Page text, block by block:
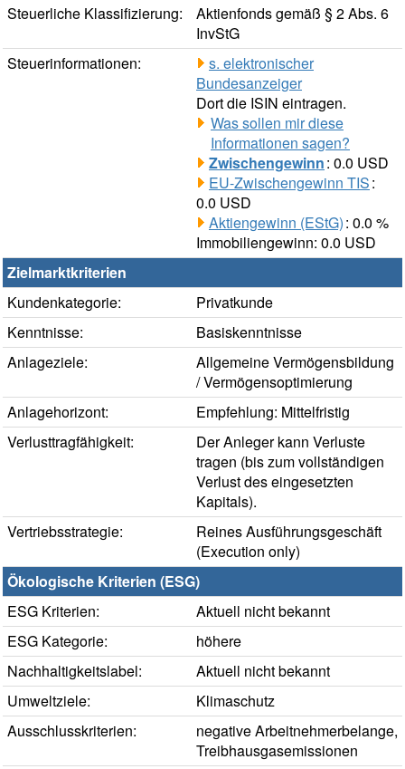
Steuerliche Klassifizierung:
Aktienfonds gemäß § 2 Abs. 6
InvStG
Steuerinformationen:
s. elektronischer
Bundesanzeiger
Dort die ISIN eintragen.
Was sollen mir diese
Informationen sagen?
Zwischengewinn: 0.0 USD
EU-Zwischengewinn TIS:
0.0 USD
Aktiengewinn (EStG): 0.0 %
Immobiliengewinn: 0.0 USD
Zielmarktkriterien
Kundenkategorie:
Privatkunde
Kenntnisse:
Basiskenntnisse
Anlageziele:
Allgemeine Vermögensbildung
/ Vermögensoptimierung
Anlagehorizont:
Empfehlung: Mittelfristig
Verlusttragfähigkeit:
Der Anleger kann Verluste
tragen (bis zum vollständigen
Verlust des eingesetzten
Kapitals).
Vertriebsstrategie:
Reines Ausführungsgeschäft
(Execution only)
Ökologische Kriterien (ESG)
ESG Kriterien:
Aktuell nicht bekannt
ESG Kategorie:
höhere
Nachhaltigkeitslabel:
Aktuell nicht bekannt
Umweltziele:
Klimaschutz
Ausschlusskriterien:
negative Arbeitnehmerbelange,
Treibhausgasemissionen